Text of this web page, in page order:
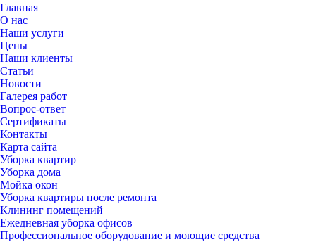
Главная
О нас
Наши услуги
Цены
Наши клиенты
Статьи
Новости
Галерея работ
Вопрос-ответ
Сертификаты
Контакты
Карта сайта
Уборка квартир
Уборка дома
Мойка окон
Уборка квартиры после ремонта
Клининг помещений
Ежедневная уборка офисов
Профессиональное оборудование и моющие средства